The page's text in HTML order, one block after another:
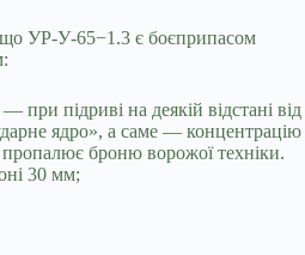
що УР-У-65−1.3 є боєприпасом
підриві на деякій відстані від
ядро», а саме — концентрацію
броню ворожої техніки.
30 мм;